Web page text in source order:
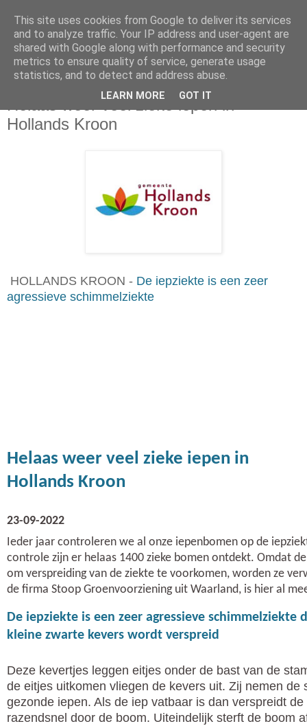
vrijdag 23 september 2022
Helaas weer veel zieke iepen in
Hollands Kroon
HOLLANDS KROON - De iepziekte is een zeer
agressieve schimmelziekte
Helaas weer veel zieke iepen in
Hollands Kroon
23-09-2022
Ieder jaar controleren we al onze iepenbomen op de
controle zijn er helaas 1400 zieke bomen ontdekt. Omdat
om verspreiding van de ziekte te voorkomen, worden ze
de firma Stoop Groenvoorziening uit Waarland, is hier al
De iepziekte is een zeer agressieve schimmelziekte
kleine zwarte kevers wordt verspreid
Deze kevertjes leggen eitjes onder de bast van de
de eitjes uitkomen vliegen de kevers uit. Zij nemen de
gezonde iepen. Als de iep vatbaar is dan verspreidt
razendsnel door de boom. Uiteindelijk sterft de boom
This site uses cookies from Google to deliver its services
and to analyze traffic. Your IP address and user-agent are
shared with Google along with performance and security
metrics to ensure quality of service, generate usage
statistics, and to detect and address abuse.
LEARN MORE GOT IT